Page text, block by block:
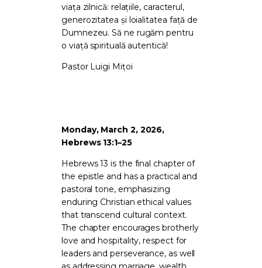
viața zilnică: relațiile, caracterul,
generozitatea și loialitatea față de
Dumnezeu. Să ne rugăm pentru
o viață spirituală autentică!
Pastor Luigi Mițoi
Monday, March 2, 2026,
Hebrews 13:1–25
Hebrews 13 is the final chapter of
the epistle and has a practical and
pastoral tone, emphasizing
enduring Christian ethical values
that transcend cultural context.
The chapter encourages brotherly
love and hospitality, respect for
leaders and perseverance, as well